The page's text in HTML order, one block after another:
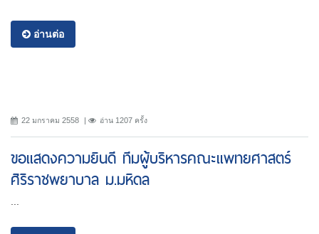
อ่านต่อ
22 มกราคม 2558 อ่าน 1207 ครั้ง
ขอแสดงความยินดี ทีมผู้บริหารคณะแพทยศาสตร์
ศิริราชพยาบาล ม.มหิดล